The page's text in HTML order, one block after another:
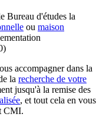
Bureau d'études la
ou maison
accompagner dans la
la recherche de votre
jusqu'à la remise des
, et tout cela en vous
CMI.